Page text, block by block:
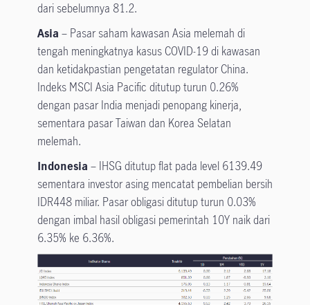
dari sebelumnya 81.2.
Asia – Pasar saham kawasan Asia melemah di
tengah meningkatnya kasus COVID-19 di kawasan
dan ketidakpastian pengetatan regulator China.
Indeks MSCI Asia Pacific ditutup turun 0.26%
dengan pasar India menjadi penopang kinerja,
sementara pasar Taiwan dan Korea Selatan
melemah.
Indonesia – IHSG ditutup flat pada level 6139.49
sementara investor asing mencatat pembelian bersih
IDR448 miliar. Pasar obligasi ditutup turun 0.03%
dengan imbal hasil obligasi pemerintah 10Y naik dari
6.35% ke 6.36%.